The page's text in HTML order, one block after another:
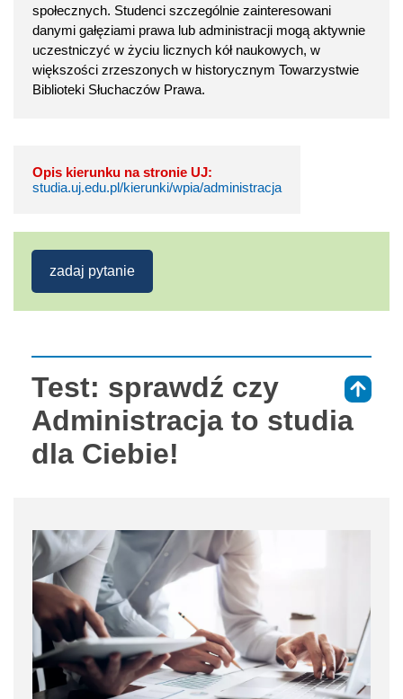
społecznych. Studenci szczególnie zainteresowani
danymi gałęziami prawa lub administracji mogą aktywnie
uczestniczyć w życiu licznych kół naukowych, w
większości zrzeszonych w historycznym Towarzystwie
Biblioteki Słuchaczów Prawa.
Opis kierunku na stronie UJ:
studia.uj.edu.pl/kierunki/wpia/administracja
zadaj pytanie
Test: sprawdź czy
Administracja to studia
dla Ciebie!